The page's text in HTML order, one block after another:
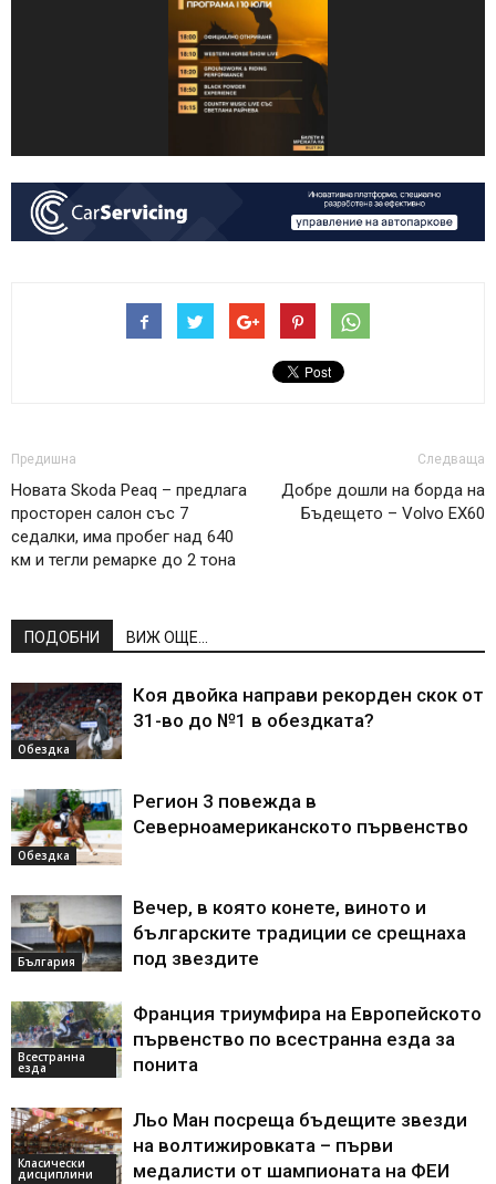
Предишна
Новата Skoda Peaq – предлага
просторен салон със 7
седалки, има пробег над 640
км и тегли ремарке до 2 тона
Следваща
Добре дошли на борда на
Бъдещето – Volvo EX60
ПОДОБНИ ВИЖ ОЩЕ...
Обездка
Коя двойка направи рекорден скок от
31-во до №1 в обездката?
Обездка
Регион 3 повежда в
Северноамериканското първенство
България
Вечер, в която конете, виното и
българските традиции се срещнаха
под звездите
Всестранна
езда
Франция триумфира на Европейското
първенство по всестранна езда за
понита
Класически
дисциплини
Льо Ман посреща бъдещите звезди
на волтижировката – първи
медалисти от шампионата на ФЕИ